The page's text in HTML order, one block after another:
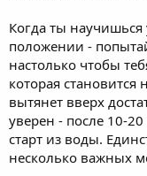
Когда ты научишься
положении -
настолько чтобы
которая становится
вытянет вверх
уверен - после 10-
старт из воды.
несколько важных